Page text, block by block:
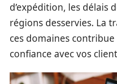
d’expédition, les délais
régions desservies. La
ces domaines
confiance avec vos